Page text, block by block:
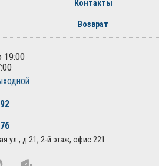
Контакты
Возврат
19:00
ул., д.21, 2-й этаж, офис 221